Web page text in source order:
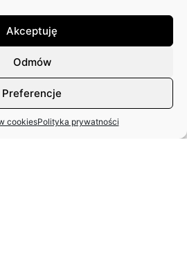
Akceptuję
Odmów
Preferencje
cookiesPolityka prywatności